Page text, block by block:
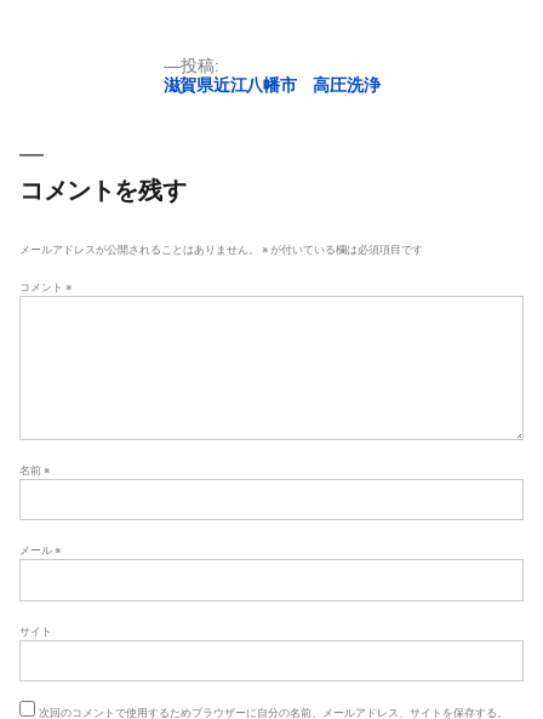
ビ
シ
ン
投稿:
滋賀県近江八幡市 高圧洗浄
コメントを残す
メールアドレスが公開されることはありません。 ※ が付いている欄は必須項目です
コメント ※
名前 ※
メール ※
サイト
次回のコメントで使用するためブラウザーに自分の名前、メールアドレス、サイトを保存する。